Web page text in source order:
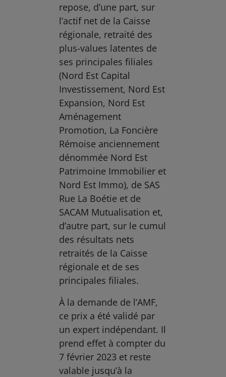
repose, d’une part, sur
l’actif net de la Caisse
régionale, retraité des
plus-values latentes de
ses principales filiales
(Nord Est Capital
Investissement, Nord Est
Expansion, Nord Est
Aménagement
Promotion, La Foncière
Rémoise anciennement
dénommée Nord Est
Patrimoine Immobilier et
Nord Est Immo), de SAS
Rue La Boétie et de
SACAM Mutualisation et,
d’autre part, sur le cumul
des résultats nets
retraités de la Caisse
régionale et de ses
principales filiales.
À la demande de l’AMF,
ce prix a été validé par
un expert indépendant. Il
prend effet à compter du
7 février 2023 et reste
valable jusqu’à la